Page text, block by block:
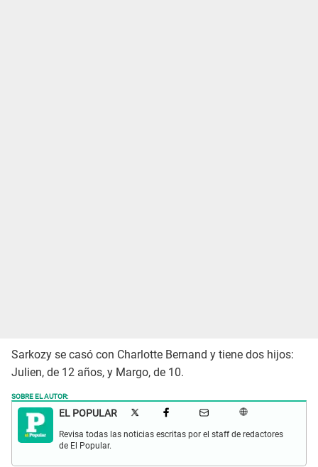
Sarkozy se casó con Charlotte Bernand y tiene dos hijos:
Julien, de 12 años, y Margo, de 10.
SOBRE EL AUTOR:
EL POPULAR
Revisa todas las noticias escritas por el staff de redactores
de El Popular.